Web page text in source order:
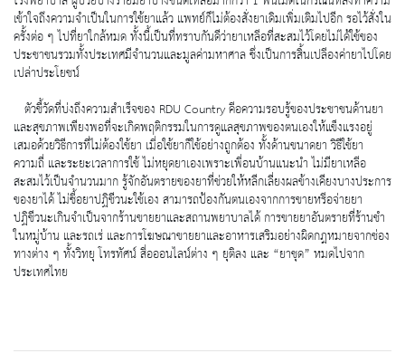
เข้าใจถึงความจำเป็นในการใช้ยาแล้ว แพทย์ก็ไม่ต้องสั่งยาเดิมเพิ่มเติมไปอีก รอไว้สั่งใน
ครั้งต่อ ๆ ไปที่ยาใกล้หมด ทั้งนี้เป็นที่ทราบกันดีว่ายาเหลือที่สะสมไว้โดยไม่ได้ใช้ของ
ประชาชนรวมทั้งประเทศมีจำนวนและมูลค่ามหาศาล ซึ่งเป็นการสิ้นเปลืองค่ายาไปโดย
เปล่าประโยชน์
ตัวชี้วัดที่บ่งถึงความสำเร็จของ RDU Country คือความรอบรู้ของประชาชนด้านยา
และสุขภาพเพียงพอที่จะเกิดพฤติกรรมในการดูแลสุขภาพของตนเองให้แข็งแรงอยู่
เสมอด้วยวิธีการที่ไม่ต้องใช้ยา เมื่อใช้ยาก็ใช้อย่างถูกต้อง ทั้งด้านขนาดยา วิธีใช้ยา
ความถี่ และระยะเวลาการใช้ ไม่หยุดยาเองเพราะเพื่อนบ้านแนะนำ ไม่มียาเหลือ
สะสมไว้เป็นจำนวนมาก รู้จักอันตรายของยาที่ช่วยให้หลีกเลี่ยงผลข้างเคียงบางประการ
ของยาได้ ไม่ซื้อยาปฏิชีวนะใช้เอง สามารถป้องกันตนเองจากการขายหรือจ่ายยา
ปฏิชีวนะเกินจำเป็นจากร้านขายยาและสถานพยาบาลได้ การขายยาอันตรายที่ร้านชำ
ในหมู่บ้าน และรถเร่ และการโฆษณาขายยาและอาหารเสริมอย่างผิดกฎหมายจากช่อง
ทางต่าง ๆ ทั้งวิทยุ โทรทัศน์ สื่อออนไลน์ต่าง ๆ ยุติลง และ “ยาชุด” หมดไปจาก
ประเทศไทย